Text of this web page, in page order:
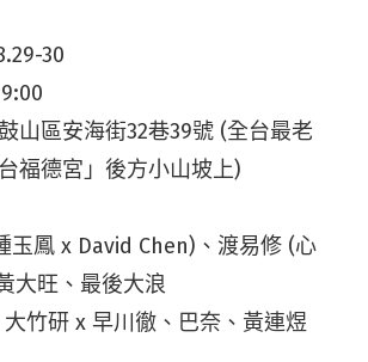
30
山區安海街32巷39號 (全台最老
福德宮」後方小山坡上)
鳳 x David Chen)、渡易修 (心
大旺、最後大浪
竹研 x 早川徹、巴奈、黃連煜